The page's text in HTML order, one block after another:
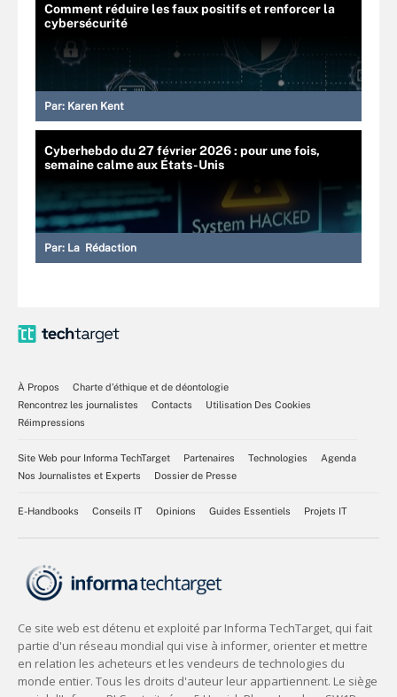
Comment réduire les faux positifs et renforcer la
cybersécurité
Par: Karen Kent
Cyberhebdo du 27 février 2026 : pour une fois,
semaine calme aux États-Unis
Par: La Rédaction
À Propos
Charte d’éthique et de déontologie
Rencontrez les journalistes
Contacts
Utilisation Des Cookies
Réimpressions
Site Web pour Informa TechTarget Partenaires Technologies
Agenda
Nos Journalistes et Experts
Dossier de Presse
E-Handbooks Conseils IT Opinions Guides Essentiels Projets IT